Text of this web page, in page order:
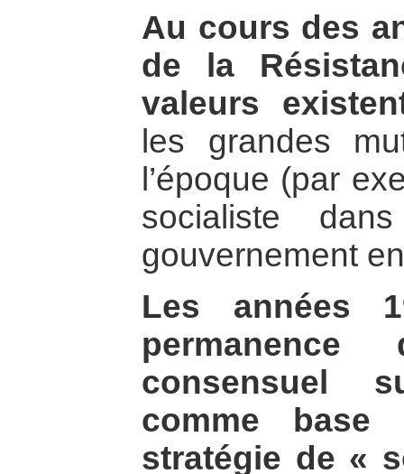
Au cours des
de la
valeurs
les grandes
l’époque (par
socialiste
gouvernement
Les années
consensuel
comme base
stratégie de «